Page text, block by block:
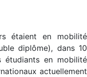
étaient en mobilité
diplôme), dans 10
étudiants en mobilité
actuellement